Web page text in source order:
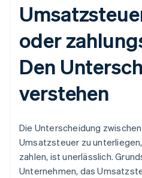
oder
Den
verstehen
Die Unterscheidung
Umsatzsteuer zu
zahlen, ist unerlässlich.
Unternehmen, das